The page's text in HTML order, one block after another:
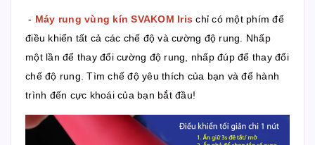
- Máy rung vùng kín SVAKOM Iris chỉ có một phím để
điều khiển tất cả các chế độ và cường độ rung. Nhấp
một lần để thay đổi cường độ rung, nhấp đúp để thay đổi
chế độ rung. Tìm chế độ yêu thích của bạn và để hành
trình đến cực khoái của bạn bắt đầu!